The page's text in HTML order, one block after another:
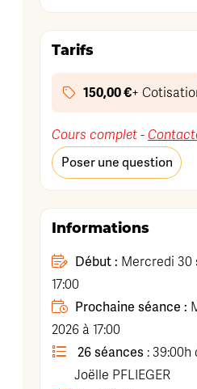
Tarifs
150,00 €+
Cours complet -
Poser une question
Informations
Début : Mercredi 30
17:00
Prochaine séance :
2026 à 17:00
26 séances :
Joëlle PFLIEGER